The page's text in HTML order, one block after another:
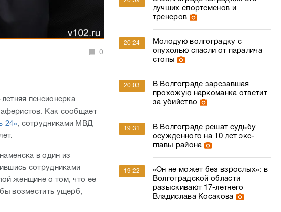
0
пенсионерка
Как сообщает
24», сотрудниками МВД
в один из
сотрудниками
женщине о том, что ее
возместить ущерб,
лучших спортсменов и
тренеров
20:24
Молодую волгоградку с
опухолью спасли от паралича
стопы
20:03
В Волгограде зарезавшая
прохожую наркоманка ответит
за убийство
19:31
В Волгограде решат судьбу
осужденного на 10 лет экс-
главы района
19:22
«Он не может без взрослых»: в
Волгоградской области
разыскивают 17-летнего
Владислава Косакова